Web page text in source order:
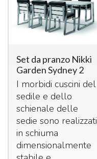
Set da pranzo Nikki
Garden Sydney 2
I morbidi cuscini del
sedile e dello
schienale delle
sedie sono realizzati
in schiuma
dimensionalmente